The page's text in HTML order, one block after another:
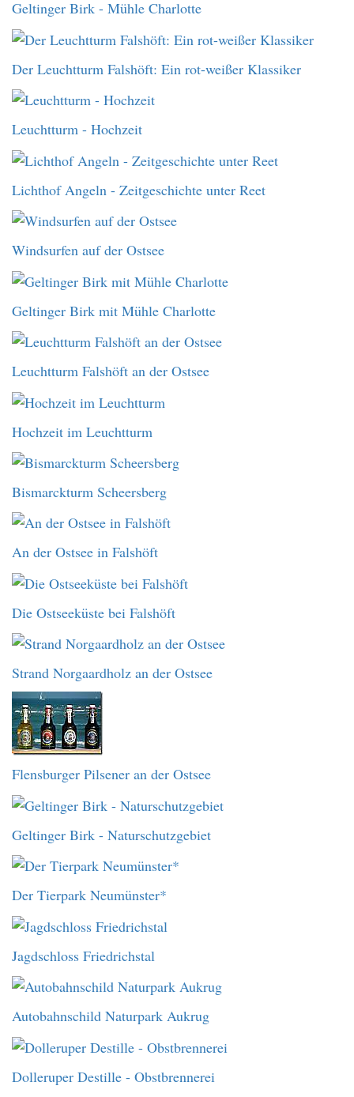
Geltinger Birk - Mühle Charlotte
Der Leuchtturm Falshöft: Ein rot-weißer Klassiker
Leuchtturm - Hochzeit
Lichthof Angeln - Zeitgeschichte unter Reet
Windsurfen auf der Ostsee
Geltinger Birk mit Mühle Charlotte
Leuchtturm Falshöft an der Ostsee
Hochzeit im Leuchtturm
Bismarckturm Scheersberg
An der Ostsee in Falshöft
Die Ostseeküste bei Falshöft
Strand Norgaardholz an der Ostsee
Flensburger Pilsener an der Ostsee
Geltinger Birk - Naturschutzgebiet
Der Tierpark Neumünster*
Jagdschloss Friedrichstal
Autobahnschild Naturpark Aukrug
Dolleruper Destille - Obstbrennerei